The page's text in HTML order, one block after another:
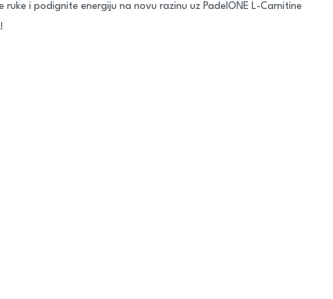
ruke i podignite energiju na novu razinu uz PadelONE L-Carnitine